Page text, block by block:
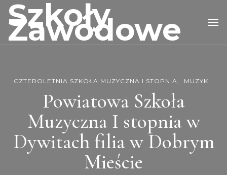
Szkoły
Zawodowe
CZTEROLETNIA SZKOŁA MUZYCZNA I STOPNIA MUZYK
Powiatowa Szkoła
Muzyczna I stopnia w
Dywitach filia w Dobrym
Mieście